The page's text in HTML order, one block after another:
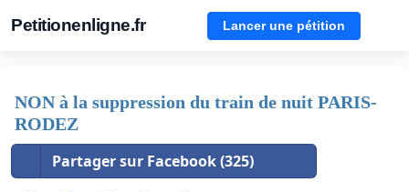
Petitionenligne.fr Lancer une pétition
NON à la suppression du train de nuit PARIS-
RODEZ
Partager sur Facebook (325)